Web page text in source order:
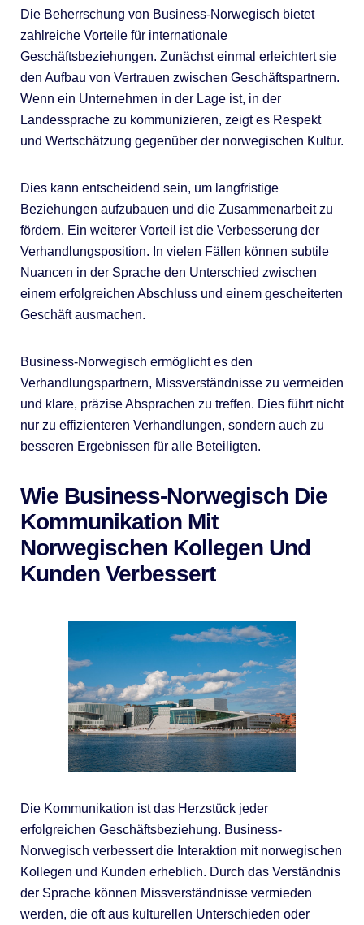
Die Beherrschung von Business-Norwegisch bietet
zahlreiche Vorteile für internationale
Geschäftsbeziehungen. Zunächst einmal erleichtert sie
den Aufbau von Vertrauen zwischen Geschäftspartnern.
Wenn ein Unternehmen in der Lage ist, in der
Landessprache zu kommunizieren, zeigt es Respekt
und Wertschätzung gegenüber der norwegischen Kultur.
Dies kann entscheidend sein, um langfristige
Beziehungen aufzubauen und die Zusammenarbeit zu
fördern. Ein weiterer Vorteil ist die Verbesserung der
Verhandlungsposition. In vielen Fällen können subtile
Nuancen in der Sprache den Unterschied zwischen
einem erfolgreichen Abschluss und einem gescheiterten
Geschäft ausmachen.
Business-Norwegisch ermöglicht es den
Verhandlungspartnern, Missverständnisse zu vermeiden
und klare, präzise Absprachen zu treffen. Dies führt nicht
nur zu effizienteren Verhandlungen, sondern auch zu
besseren Ergebnissen für alle Beteiligten.
Wie Business-Norwegisch Die
Kommunikation Mit
Norwegischen Kollegen Und
Kunden Verbessert
Die Kommunikation ist das Herzstück jeder
erfolgreichen Geschäftsbeziehung. Business-
Norwegisch verbessert die Interaktion mit norwegischen
Kollegen und Kunden erheblich. Durch das Verständnis
der Sprache können Missverständnisse vermieden
werden, die oft aus kulturellen Unterschieden oder